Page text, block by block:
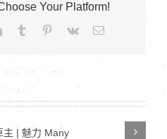
中
Your Platform!
LinkedInTumblr Pinterest
Vk Email:
主 | 魅力